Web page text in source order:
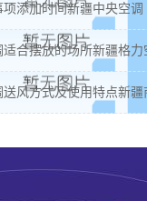
添加时间新疆中央空调
合摆放的场所新疆格力
风方式及使用特点新疆